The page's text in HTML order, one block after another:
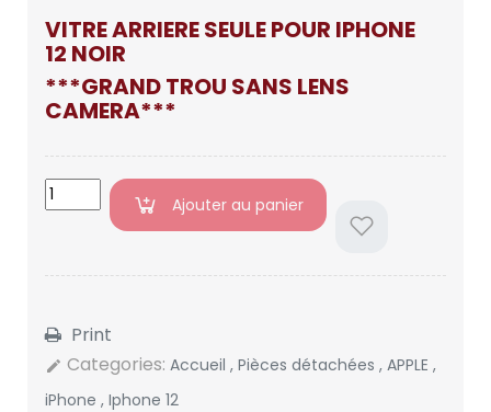
VITRE ARRIERE SEULE POUR IPHONE
12 NOIR
***GRAND TROU SANS LENS
CAMERA***
Ajouter au panier
Print
edit Categories: Accueil , Pièces détachées , APPLE ,
iPhone , Iphone 12